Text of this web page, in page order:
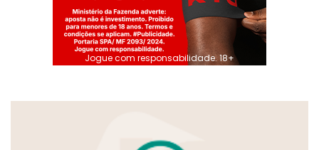
Jogue com responsabilidade. 18+